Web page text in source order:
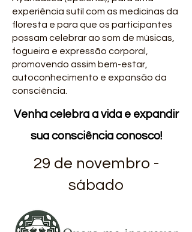
experiência sutil com as medicinas da
floresta e para que os participantes
possam celebrar ao som de músicas,
fogueira e expressão corporal,
promovendo assim bem-estar,
autoconhecimento e expansão da
consciência.
Venha celebra a vida e expandir
sua consciência conosco!
29 de novembro -
sábado